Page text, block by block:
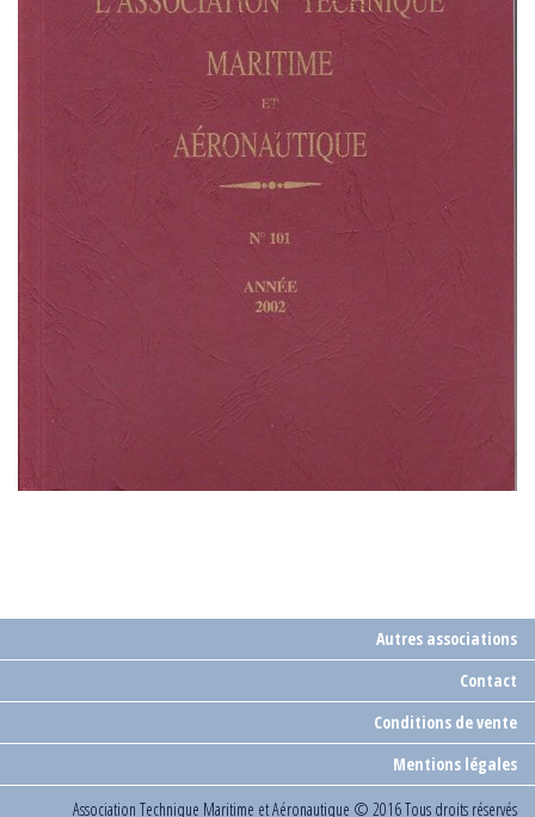
Autres associations
Contact
Conditions de vente
Mentions légales
Association Technique Maritime et Aéronautique © 2016 Tous droits réservés